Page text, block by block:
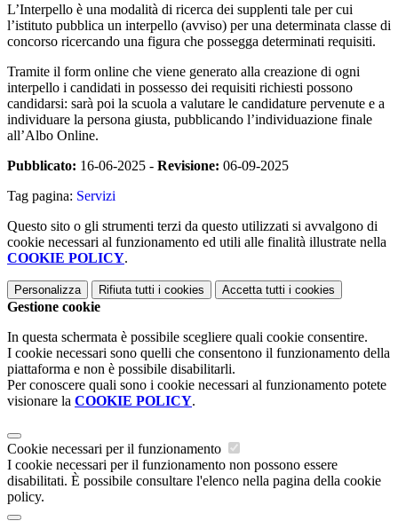
L’Interpello è una modalità di ricerca dei supplenti tale per cui
l’istituto pubblica un interpello (avviso) per una determinata classe di
concorso ricercando una figura che possegga determinati requisiti.
Tramite il form online che viene generato alla creazione di ogni
interpello i candidati in possesso dei requisiti richiesti possono
candidarsi: sarà poi la scuola a valutare le candidature pervenute e a
individuare la persona giusta, pubblicando l’individuazione finale
all’Albo Online.
Pubblicato: 16-06-2025 - Revisione: 06-09-2025
Tag pagina: Servizi
Questo sito o gli strumenti terzi da questo utilizzati si avvalgono di
cookie necessari al funzionamento ed utili alle finalità illustrate nella
COOKIE POLICY.
Personalizza Rifiuta tutti i cookies Accetta tutti i cookies
Gestione cookie
In questa schermata è possibile scegliere quali cookie consentire.
I cookie necessari sono quelli che consentono il funzionamento della
piattaforma e non è possibile disabilitarli.
Per conoscere quali sono i cookie necessari al funzionamento potete
visionare la COOKIE POLICY.
Cookie necessari per il funzionamento
I cookie necessari per il funzionamento non possono essere
disabilitati. È possibile consultare l'elenco nella pagina della cookie
policy.